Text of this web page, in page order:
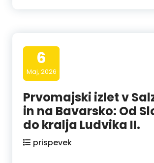
6
Maj, 2026
Prvomajski izlet v
in na Bavarsko: Od
do kralja Ludvika II.
prispevek